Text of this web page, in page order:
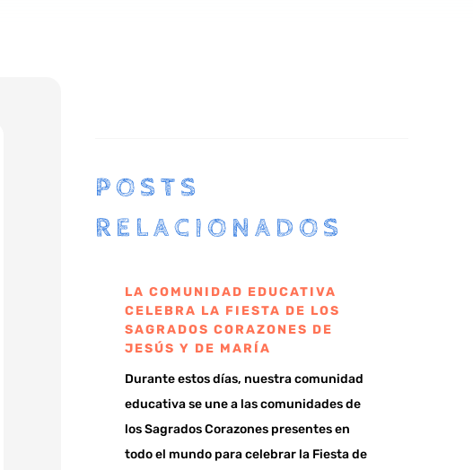
POSTS
RELACIONADOS
LA COMUNIDAD EDUCATIVA
CELEBRA LA FIESTA DE LOS
SAGRADOS CORAZONES DE
JESÚS Y DE MARÍA
Durante estos días, nuestra comunidad
educativa se une a las comunidades de
los Sagrados Corazones presentes en
todo el mundo para celebrar la Fiesta de